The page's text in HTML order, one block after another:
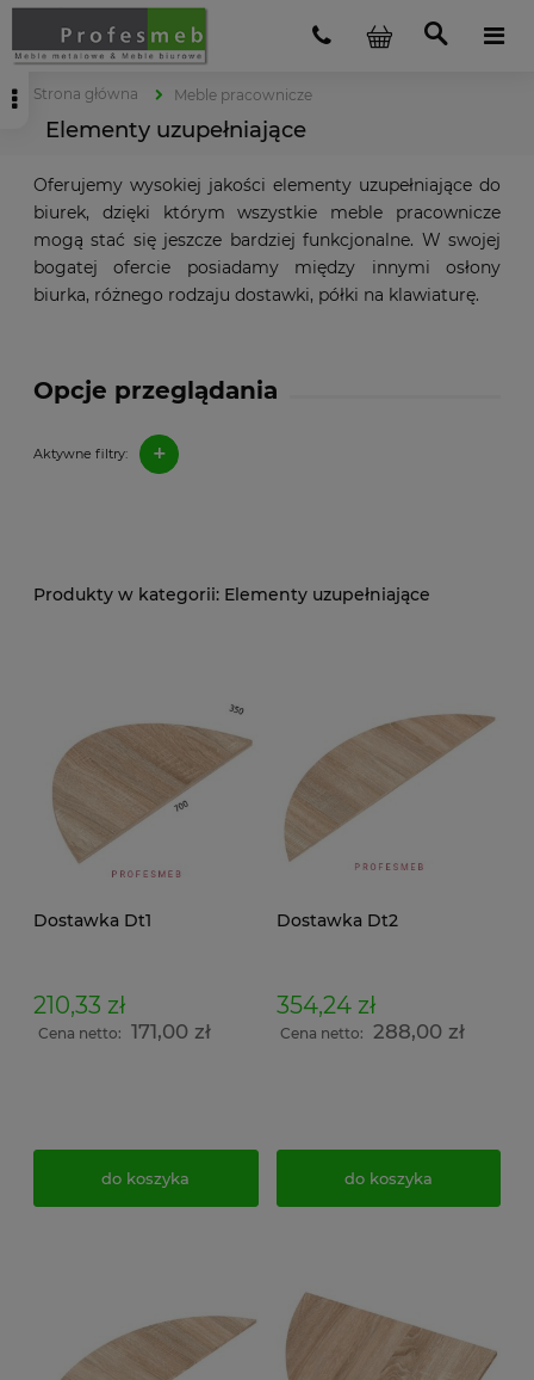
Strona główna Meble pracownicze
Elementy uzupełniające
Opcje przeglądania
Aktywne filtry: +
Oferujemy wysokiej jakości elementy uzupełniające do
biurek, dzięki którym wszystkie meble pracownicze
mogą stać się jeszcze bardziej funkcjonalne. W swojej
bogatej ofercie posiadamy między innymi osłony
biurka, różnego rodzaju dostawki, półki na klawiaturę.
Elementy uzupełniające
Dostawka Dt1
210,33 zł
Cena netto: 171,00 zł
do koszyka
Dostawka Dt2
354,24 zł
Cena netto: 288,00 zł
do koszyka